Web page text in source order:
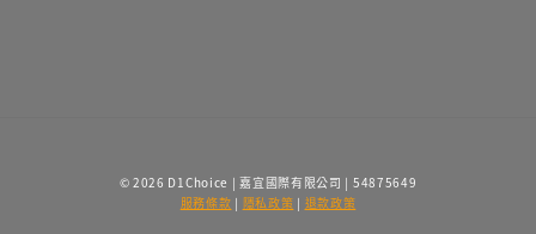
© 2026 D1Choice | 嘉宜國際有限公司 | 54875649
服務條款 | 隱私政策 | 退款政策